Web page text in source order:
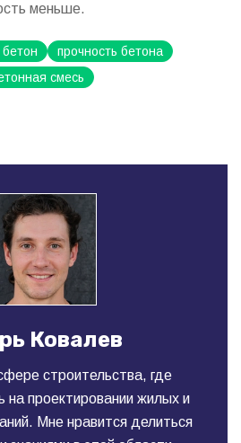
меньше.
прочность бетона
смесь
Ковалев
строительства, где
на проектировании жилых и
Мне нравится делиться